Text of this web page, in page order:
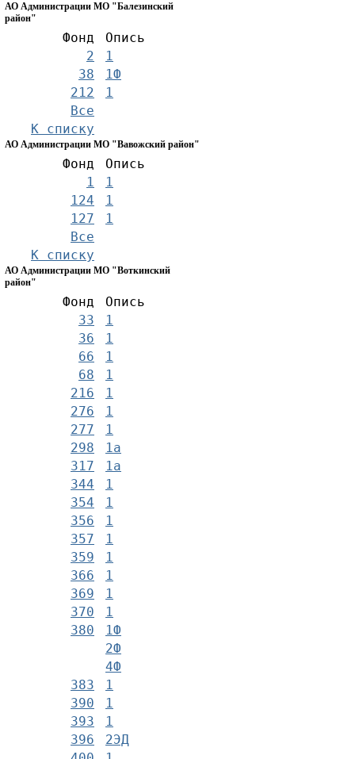
АО Администрации МО "Балезинский
район"
Фонд
Опись
2
1
38
1Ф
212
1
Все
К списку
АО Администрации МО "Вавожский район"
Фонд
Опись
1
1
124
1
127
1
Все
К списку
АО Администрации МО "Воткинский
район"
Фонд
Опись
33
1
36
1
66
1
68
1
216
1
276
1
277
1
298
1а
317
1а
344
1
354
1
356
1
357
1
359
1
366
1
369
1
370
1
380
1Ф
2Ф
4Ф
383
1
390
1
393
1
396
2ЭД